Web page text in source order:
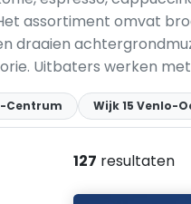
assortiment omvat
draaien
Uitbaters werken
Centrum Wijk 15 Venlo-
127 resultaten